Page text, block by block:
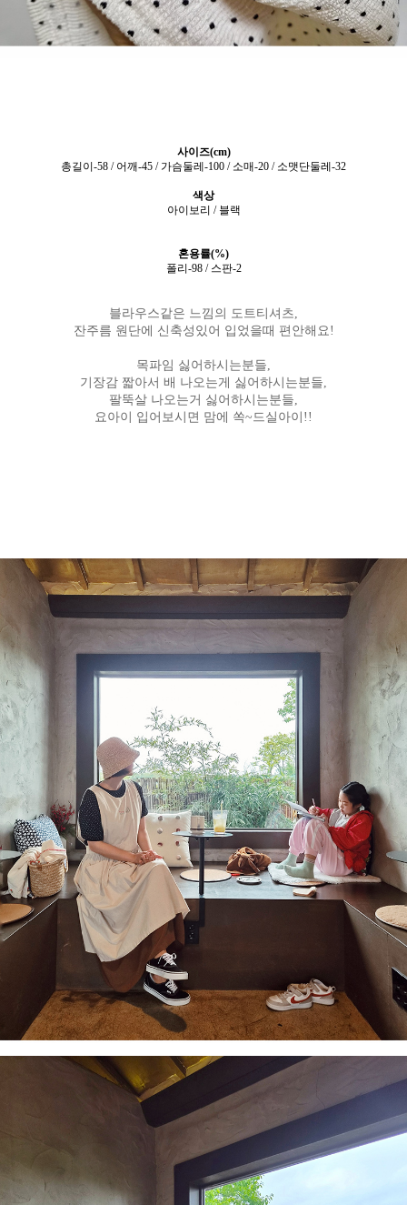
사이즈(cm)
총길이-58 / 어깨-45 / 가슴둘레-100 / 소매-20 / 소맷단둘레-32
색상
아이보리 / 블랙
혼용률(%)
폴리-98 / 스판-2
블라우스같은 느낌의 도트티셔츠,
잔주름 원단에 신축성있어 입었을때 편안해요!
목파임 싫어하시는분들,
기장감 짧아서 배 나오는게 싫어하시는분들,
팔뚝살 나오는거 싫어하시는분들,
요아이 입어보시면 맘에 쏙~드실아이!!